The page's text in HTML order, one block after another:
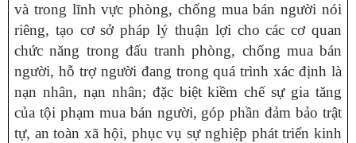
và trong lĩnh vực phòng, chống mua bán người nói
riêng, tạo cơ sở pháp lý thuận lợi cho các cơ quan
chức năng trong đấu tranh phòng, chống mua bán
người, hỗ trợ người đang trong quá trình xác định là
nạn nhân, nạn nhân; đặc biệt kiềm chế sự gia tăng
của tội phạm mua bán người, góp phần đảm bảo trật
tự, an toàn xã hội, phục vụ sự nghiệp phát triển kinh